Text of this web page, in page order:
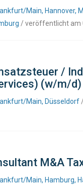
Main, Hannover,
/ veröffentlicht am
/
(w/m/d)
Main, Düsseldorf
M&A
Main, Hamburg,